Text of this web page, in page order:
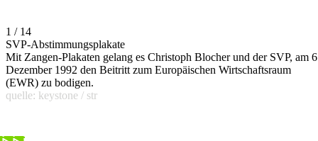
1 / 14
SVP-Abstimmungsplakate
Mit Zangen-Plakaten gelang es Christoph Blocher und der SVP, am
Dezember 1992 den Beitritt zum Europäischen Wirtschaftsraum
(EWR) zu bodigen.
quelle: keystone / str